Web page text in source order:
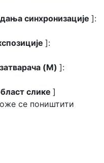
синхронизације ]:
]:
(M) ]:
слике ]
се поништити